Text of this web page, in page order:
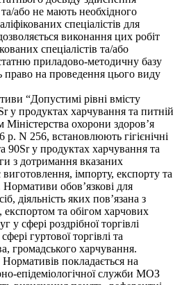
або не мають необхідного
спеціалістів для
виконання цих робіт
спеціалістів та/або
приладово-методичну базу
право на проведення цього виду
“Допустимі рівні вмісту
у продуктах харчування та питній
Міністерства охорони здоров’я
р. N 256, встановлюють гігієнічні
90Sr у продуктах харчування та
з дотримання вказаних
імпорту, експорту та
обов’язкові для
діяльність яких пов’язана з
та обігом харчових
у сфері роздрібної торгівлі
гуртової торгівлі та
громадського харчування.
покладається на
епідеміологічної служби МОЗ